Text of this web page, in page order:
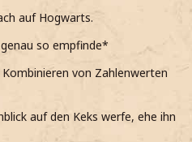
auf Hogwarts.
so empfinde*
von Zahlenwerten
auf den Keks werfe, ehe ihn